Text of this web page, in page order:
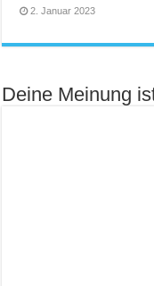
2. Januar 2023
Deine Meinung